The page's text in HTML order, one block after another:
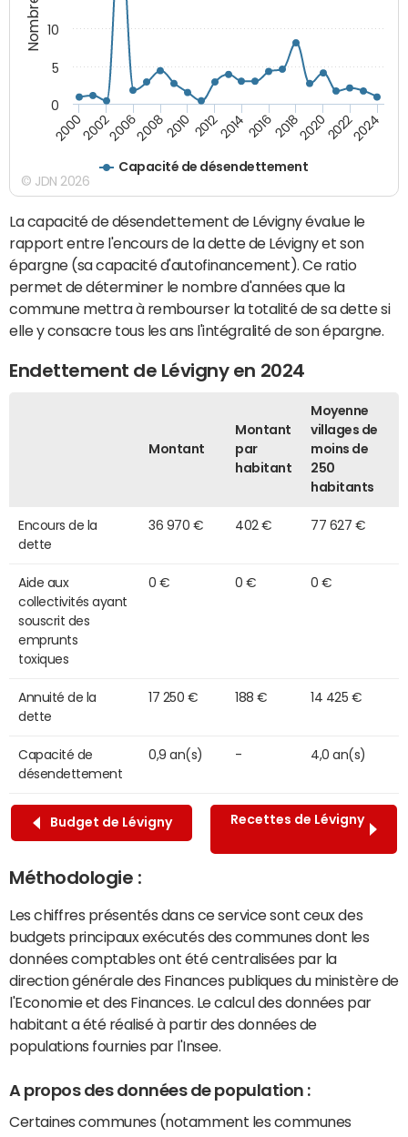
Capacité de désendettement
20002002200620082010 2012201420162018202020222024
0
5
10
© JDN 2026
La capacité de désendettement de Lévigny évalue le
rapport entre l'encours de la dette de Lévigny et son
épargne (sa capacité d'autofinancement). Ce ratio
permet de déterminer le nombre d'années que la
commune mettra à rembourser la totalité de sa dette si
elle y consacre tous les ans l'intégralité de son épargne.
Endettement de Lévigny en 2024
Montant
Montant
par
habitant
Moyenne
villages de
moins de
250
habitants
Encours de la
dette
36 970 € 402 € 77 627 €
Aide aux
collectivités ayant
souscrit des
emprunts
toxiques
0 € 0 € 0 €
Annuité de la
dette
17 250 € 188 € 14 425 €
Capacité de
désendettement
0,9 an(s) - 4,0 an(s)
Budget de Lévigny Recettes de Lévigny
Méthodologie :
Les chiffres présentés dans ce service sont ceux des
budgets principaux exécutés des communes dont les
données comptables ont été centralisées par la
direction générale des Finances publiques du ministère de
l'Economie et des Finances. Le calcul des données par
habitant a été réalisé à partir des données de
populations fournies par l'Insee.
A propos des données de population :
Certaines communes (notamment les communes